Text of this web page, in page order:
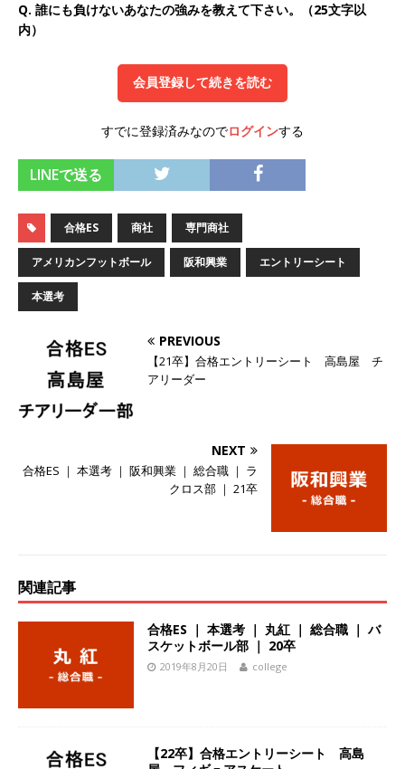
業
理不問 ｜ 世界中のシェア約80％・国内シェア
50％以上の製品保有!! ｜ 一眼レフ大手メーカー
全てと取引する国内トップシェアのマグネシウム
部品製造メーカー ｜ 賞与前年度実績6.5ヵ月・平
用企業
[ 2026年5月14日 ]
【 28卒 ｜ 書類選考自動合
ーゴー
体育会積極採用企業
プと電通グループの傘下 ｜ 初任給40万 ｜ 人よ
り速く、高い成長を求める人には超魅力的な挑戦
環境!! ｜ 日本で初めてインターネット広告事業を
始めたパイオニア企業 ｜ CARTA HOLDINGS
[ 2026年5月14日 ] 【 28卒 ｜ 体験型インターン
シップ 】スタンダード上場 ｜ 業界No.1 企業医
療機関向け広告・人材営業 ｜ 未経験からコンサ
体育会積極採用企業
Q. 誰にも負けないあなたの強みを教えて下さい。（25文字以
内）
会員登録して続きを読む
すでに登録済みなのでログインする
LINEで送る
合格ES 商社 専門商社
アメリカンフットボール 阪和興業 エントリーシート
本選考
PREVIOUS
【21卒】合格エントリーシート 高島屋 チ
アリーダー
NEXT
合格ES ｜ 本選考 ｜ 阪和興業 ｜ 総合職 ｜ ラ
クロス部 ｜ 21卒
関連記事
合格ES ｜ 本選考 ｜ 丸紅 ｜ 総合職 ｜ バ
スケットボール部 ｜ 20卒
2019年8月20日 college
【22卒】合格エントリーシート 高島